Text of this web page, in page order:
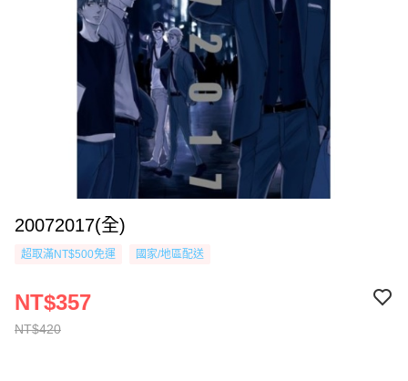
20072017(全)
超取滿NT$500免運 國家/地區配送
NT$420
NT$357